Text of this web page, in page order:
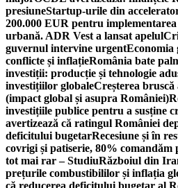
presiuneStartup-urile din
200.000 EUR pentru
urbană. ADR Vest a lansat apelul
guvernul intervine urgentEconomia
conflicte și inflațieRomânia bate
investiții: producție și tehnologie
investițiilor globaleCreșterea
(impact global și asupra României)
investițiile publice pentru a susține
avertizează că ratingul României
deficitului bugetarRecesiune și în
covrigi și patiserie, 80%
tot mai rar – StudiuRăzboiul din
prețurile combustibililor și inflația
că reducerea deficitului bugetar al